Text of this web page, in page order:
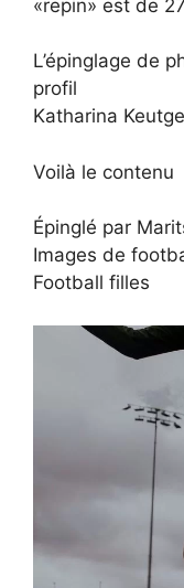
«repin» est de
L’épinglage de
profil
Katharina
Voilà le contenu
Épinglé par
Images de
Football filles